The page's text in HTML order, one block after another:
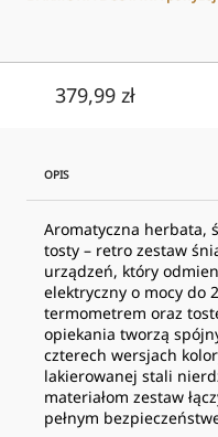
Cena
379,99 zł
OPIS
Aromatyczna herbata,
tosty – retro zestaw
urządzeń, który
elektryczny o mocy do
termometrem oraz
opiekania tworzą
czterech wersjach
lakierowanej stali
materiałom zestaw
pełnym